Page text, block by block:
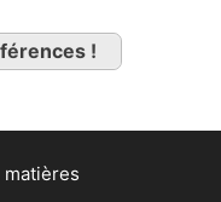
!
matières